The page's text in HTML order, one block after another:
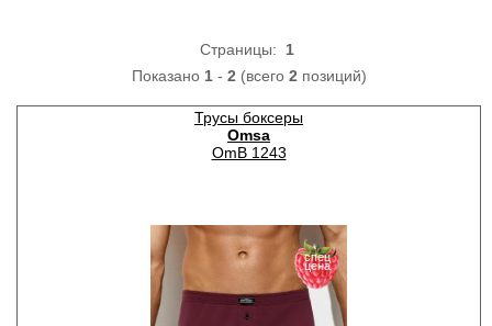
Страницы: 1
Показано 1- 2 (всего 2 позиций)
Трусы боксеры
Omsa
OmB 1243
спец
цена